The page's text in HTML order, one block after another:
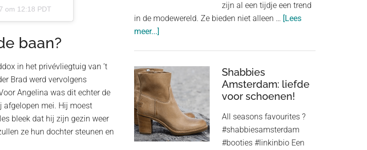
om 12:18 PDT
baan?
in het privévliegtuig van ’t
Brad werd vervolgens
Angelina was dit echter de
afgelopen mei. Hij moest
bleek dat hij zijn gezin weer
ze hun dochter steunen en
zijn al een tijdje een trend
in de modewereld. Ze bieden niet alleen … [Lees
meer...]
van
oversized
kledingstukken
voor
een
trendy
Shabbies
Amsterdam: liefde
voor schoenen!
All seasons favourites ?
#shabbiesamsterdam
#booties #linkinbio Een